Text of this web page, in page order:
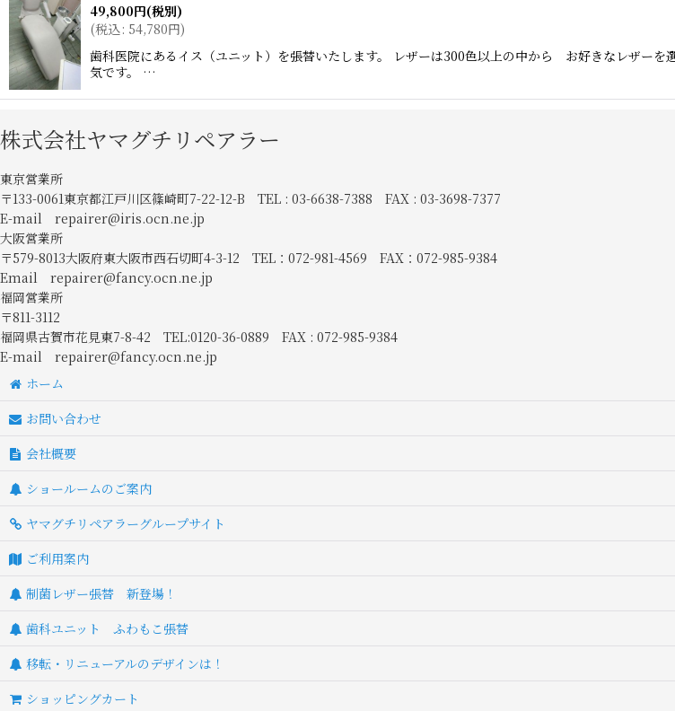
49,800円(税別)
(税込: 54,780円)
歯科医院にあるイス（ユニット）を張替いたします。 レザーは300色以上の中から お好きなレザー
気です。 …
株式会社ヤマグチリペアラー
東京営業所
〒133-0061東京都江戸川区篠崎町7-22-12-B TEL : 03-6638-7388 FAX : 03-3698-7377
E-mail repairer@iris.ocn.ne.jp
大阪営業所
〒579-8013大阪府東大阪市西石切町4-3-12 TEL：072-981-4569 FAX：072-985-9384
Email repairer@fancy.ocn.ne.jp
福岡営業所
〒811-3112
福岡県古賀市花見東7-8-42 TEL:0120-36-0889 FAX : 072-985-9384
E-mail repairer@fancy.ocn.ne.jp
ホーム
お問い合わせ
会社概要
ショールームのご案内
ヤマグチリペアラーグループサイト
ご利用案内
制菌レザー張替 新登場！
歯科ユニット ふわもこ張替
移転・リニューアルのデザインは！
ショッピングカート